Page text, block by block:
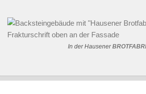
In der Hausener